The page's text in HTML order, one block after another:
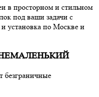
в просторном и стильном
под ваши задачи с
установка по Москве и
НЕМАЛЕНЬКИЙ
безграничные